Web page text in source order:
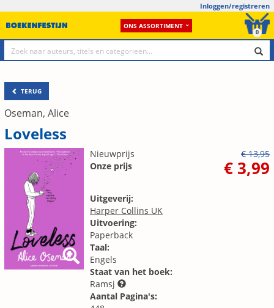
Inloggen/registreren
ONS ASSORTIMENT
0
TERUG
Oseman, Alice
Loveless
Nieuwprijs
€ 13,95
Onze prijs
€ 3,99
Uitgeverij:
Harper Collins UK
Uitvoering:
Paperback
Taal:
Engels
Staat van het boek:
Ramsj
Aantal Pagina's: